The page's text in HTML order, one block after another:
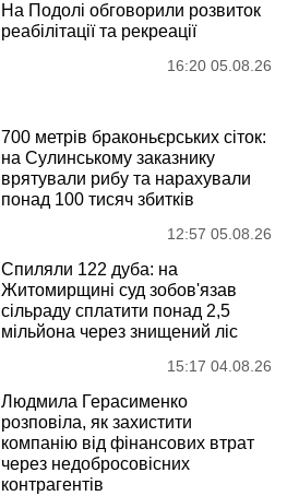
На Подолі обговорили розвиток
реабілітації та рекреації
16:20 05.08.26
700 метрів браконьєрських сіток:
на Сулинському заказнику
врятували рибу та нарахували
понад 100 тисяч збитків
12:57 05.08.26
Спиляли 122 дуба: на
Житомирщині суд зобов'язав
сільраду сплатити понад 2,5
мільйона через знищений ліс
15:17 04.08.26
Людмила Герасименко
розповіла, як захистити
компанію від фінансових втрат
через недобросовісних
контрагентів